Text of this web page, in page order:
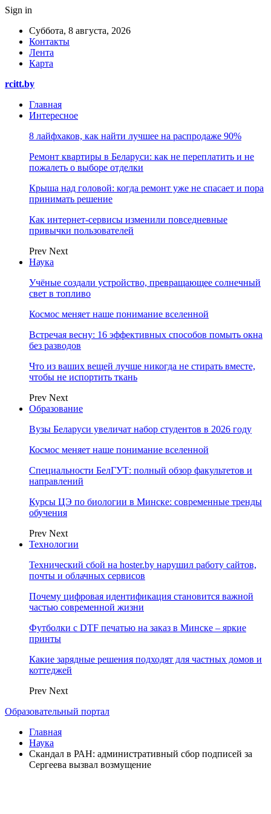
Sign in
Суббота, 8 августа, 2026
Контакты
Лента
Карта
rcitt.by
Главная
Интересное
8 лайфхаков, как найти лучшее на распродаже 90%
Ремонт квартиры в Беларуси: как не переплатить и не
пожалеть о выборе отделки
Крыша над головой: когда ремонт уже не спасает и пора
принимать решение
Как интернет-сервисы изменили повседневные
привычки пользователей
Prev Next
Наука
Учёные создали устройство, превращающее солнечный
свет в топливо
Космос меняет наше понимание вселенной
Встречая весну: 16 эффективных способов помыть окна
без разводов
Что из ваших вещей лучше никогда не стирать вместе,
чтобы не испортить ткань
Prev Next
Образование
Вузы Беларуси увеличат набор студентов в 2026 году
Космос меняет наше понимание вселенной
Специальности БелГУТ: полный обзор факультетов и
направлений
Курсы ЦЭ по биологии в Минске: современные тренды
обучения
Prev Next
Технологии
Технический сбой на hoster.by нарушил работу сайтов,
почты и облачных сервисов
Почему цифровая идентификация становится важной
частью современной жизни
Футболки с DTF печатью на заказ в Минске – яркие
принты
Какие зарядные решения подходят для частных домов и
коттеджей
Prev Next
Образовательный портал
Главная
Наука
Скандал в РАН: административный сбор подписей за
Сергеева вызвал возмущение